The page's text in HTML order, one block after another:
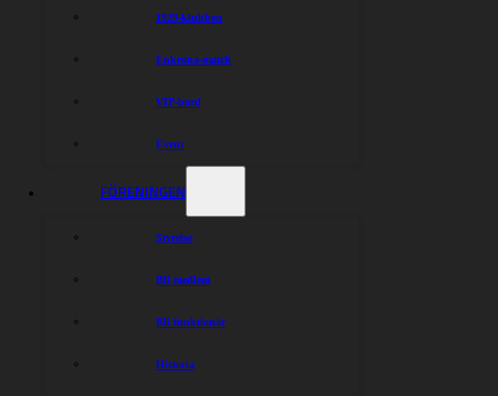
1929-klubben
Enkrona-match
VIP-bord
Event
FÖRENINGEN
Styrelse
Bli medlem
Bli funktionär
Historia